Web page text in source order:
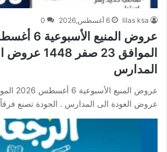
lilas ksa 6 أغسطس,2026 0
الموافق 23 صفر
المدارس
عروض العودة الى المدارس . الجودة تصنع